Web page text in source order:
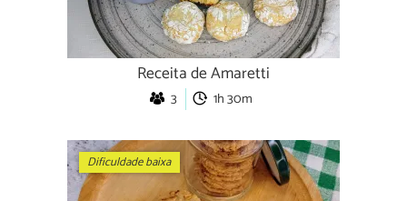
Receita de Amaretti
3 1h 30m
Dificuldade baixa